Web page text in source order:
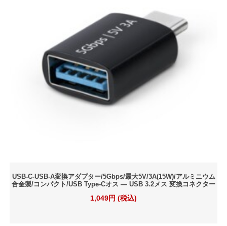
USB-C-USB-A変換アダプター/5Gbps/最大5V/3A(15W)/アルミニウム
合金製/コンパクト/USB Type-Cオス ― USB 3.2メス 変換コネクター
1,049円 (税込)